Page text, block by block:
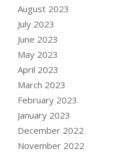
August 2023
July 2023
June 2023
May 2023
April 2023
March 2023
February 2023
January 2023
December 2022
November 2022